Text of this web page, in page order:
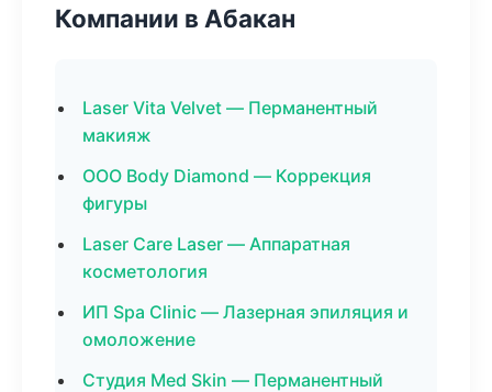
Компании в Абакан
Laser Vita Velvet — Перманентный
макияж
ООО Body Diamond — Коррекция
фигуры
Laser Care Laser — Аппаратная
косметология
ИП Spa Clinic — Лазерная эпиляция и
омоложение
Студия Med Skin — Перманентный